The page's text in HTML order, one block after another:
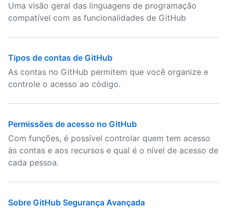
Uma visão geral das linguagens de programação
compatível com as funcionalidades de GitHub
Tipos de contas de GitHub
As contas no GitHub permitem que você organize e
controle o acesso ao código.
Permissões de acesso no GitHub
Com funções, é possível controlar quem tem acesso
às contas e aos recursos e qual é o nível de acesso de
cada pessoa.
Sobre GitHub Segurança Avançada